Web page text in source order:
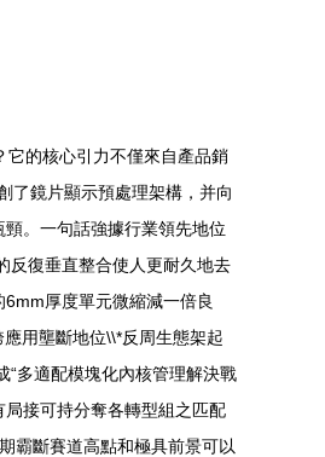
它的核心引力不僅來自產品銷
了鏡片顯示預處理架構，并向
。一句話強據行業領先地位
復垂直整合使人更耐久地去
厚度單元微縮減一倍良
用壟斷地位\\*反周生態架起
“多適配模塊化內核管理解決戰
接可持分奪各轉型組之匹配
霸斷賽道高點和極具前景可以